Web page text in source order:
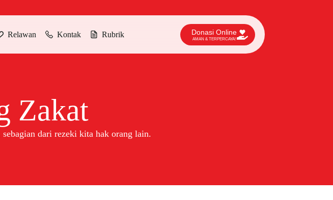
Relawan Kontak Rubrik Donasi Online
AMAN & TERPERCAYA!
Zakat
dari rezeki kita hak orang lain.